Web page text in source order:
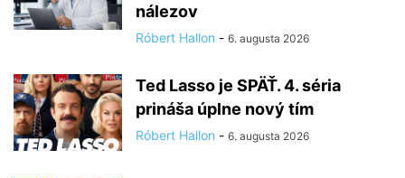
nálezov
Róbert Hallon - 6. augusta 2026
Ted Lasso je SPÄŤ. 4. séria
prináša úplne nový tím
Róbert Hallon - 6. augusta 2026